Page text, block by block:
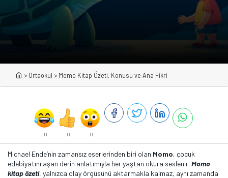
> Ortaokul > Momo Kitap Özeti, Konusu ve Ana Fikri
0 0 0
Michael Ende’nin zamansız eserlerinden biri olan Momo, çocuk
edebiyatını aşan derin anlatımıyla her yaştan okura seslenir. Momo
kitap özeti, yalnızca olay örgüsünü aktarmakla kalmaz, aynı zamanda